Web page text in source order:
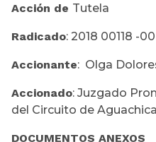
Acción de Tutela
Radicado: 2018 00118 -00
Accionante: Olga
Accionado: Juzgado
del Circuito de Aguachica
DOCUMENTOS ANEXOS